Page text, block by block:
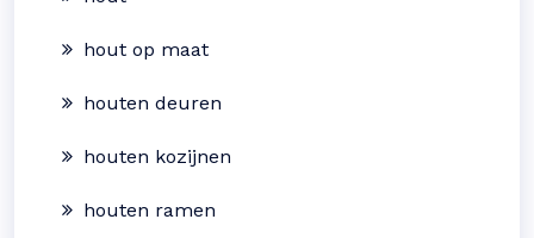
hout op maat
houten deuren
houten kozijnen
houten ramen